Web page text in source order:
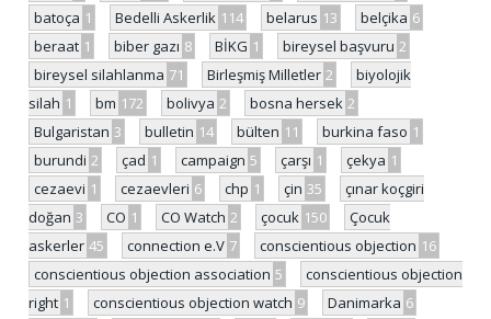
batoça 1 Bedelli Askerlik 114 belarus 13 belçika 6
beraat 1 biber gazı 8 BİKG 1 bireysel başvuru 2
bireysel silahlanma 71 Birleşmiş Milletler 2
biyolojik
silah 1 bm 172 bolivya 2 bosna hersek 2
Bulgaristan 3 bulletin 14 bülten 11 burkina faso 1
burundi 2 çad 1 campaign 5 çarşı 1 çekya 1
cezaevi 1 cezaevleri 6 chp 1 çin 35
çınar koçgiri
doğan 3 CO 1 CO Watch 2 çocuk 150
Çocuk
askerler 45 connection e.V 7 conscientious objection 16
conscientious objection association 5
conscientious objection
right 1 conscientious objection watch 9 Danimarka 6